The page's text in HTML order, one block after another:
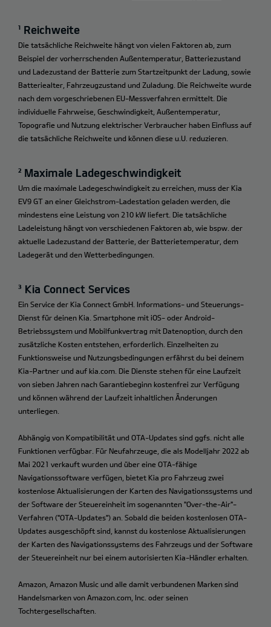
¹ Reichweite
Die tatsächliche Reichweite hängt von vielen Faktoren ab, zum
Beispiel der vorherrschenden Außentemperatur, Batteriezustand
und Ladezustand der Batterie zum Startzeitpunkt der Ladung, sowie
Batteriealter, Fahrzeugzustand und Zuladung. Die Reichweite wurde
nach dem vorgeschriebenen EU-Messverfahren ermittelt. Die
individuelle Fahrweise, Geschwindigkeit, Außentemperatur,
Topografie und Nutzung elektrischer Verbraucher haben Einfluss auf
die tatsächliche Reichweite und können diese u.U. reduzieren.
² Maximale Ladegeschwindigkeit
Um die maximale Ladegeschwindigkeit zu erreichen, muss der Kia
EV9 GT an einer Gleichstrom-Ladestation geladen werden, die
mindestens eine Leistung von 210 kW liefert. Die tatsächliche
Ladeleistung hängt von verschiedenen Faktoren ab, wie bspw. der
aktuelle Ladezustand der Batterie, der Batterietemperatur, dem
Ladegerät und den Wetterbedingungen.
³ Kia Connect Services
Ein Service der Kia Connect GmbH. Informations- und Steuerungs-
Dienst für deinen Kia. Smartphone mit iOS- oder Android-
Betriebssystem und Mobilfunkvertrag mit Datenoption, durch den
zusätzliche Kosten entstehen, erforderlich. Einzelheiten zu
Funktionsweise und Nutzungsbedingungen erfährst du bei deinem
Kia-Partner und auf kia.com. Die Dienste stehen für eine Laufzeit
von sieben Jahren nach Garantiebeginn kostenfrei zur Verfügung
und können während der Laufzeit inhaltlichen Änderungen
unterliegen.
Abhängig von Kompatibilität und OTA-Updates sind ggfs. nicht alle
Funktionen verfügbar. Für Neufahrzeuge, die als Modelljahr 2022 ab
Mai 2021 verkauft wurden und über eine OTA-fähige
Navigationssoftware verfügen, bietet Kia pro Fahrzeug zwei
kostenlose Aktualisierungen der Karten des Navigationssystems und
der Software der Steuereinheit im sogenannten "Over-the-Air"-
Verfahren ("OTA-Updates") an. Sobald die beiden kostenlosen OTA-
Updates ausgeschöpft sind, kannst du kostenlose Aktualisierungen
der Karten des Navigationssystems des Fahrzeugs und der Software
der Steuereinheit nur bei einem autorisierten Kia-Händler erhalten.
Amazon, Amazon Music und alle damit verbundenen Marken sind
Handelsmarken von Amazon.com, Inc. oder seinen
Tochtergesellschaften.